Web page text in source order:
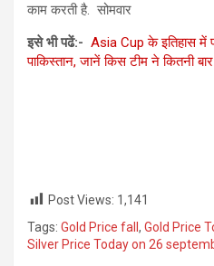
काम करती है. सोमवार
इसे भी पढें:- Asia Cup के इतिहास में
पाकिस्तान, जानें किस टीम ने कितनी
Post Views: 1,141
Tags: Gold Price fall , Gold Price
Silver Price Today on 26